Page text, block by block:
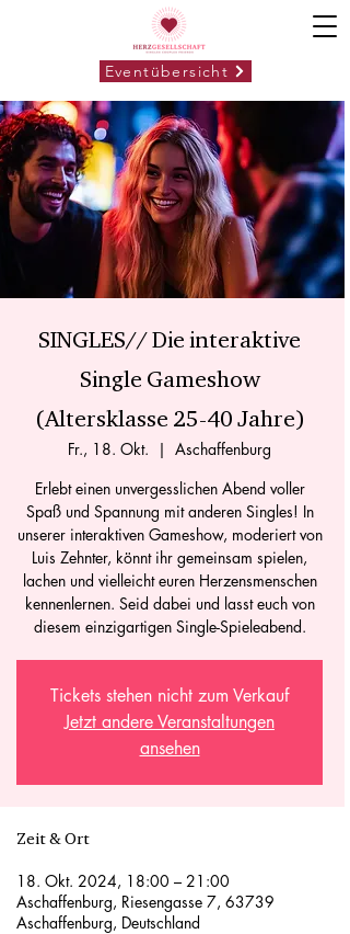
Eventübersicht
SINGLES// Die interaktive
Single Gameshow
(Altersklasse 25-40 Jahre)
Fr., 18. Okt.
  |
Aschaffenburg
Erlebt einen unvergesslichen Abend voller
Spaß und Spannung mit anderen Singles! In
unserer interaktiven Gameshow, moderiert von
Luis Zehnter, könnt ihr gemeinsam spielen,
lachen und vielleicht euren Herzensmenschen
kennenlernen. Seid dabei und lasst euch von
diesem einzigartigen Single-Spieleabend.
Tickets stehen nicht zum Verkauf
Jetzt andere Veranstaltungen
ansehen
Zeit & Ort
18. Okt. 2024, 18:00 – 21:00
Aschaffenburg, Riesengasse 7, 63739
Aschaffenburg, Deutschland